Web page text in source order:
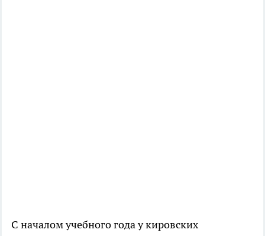
С началом учебного года у кировских